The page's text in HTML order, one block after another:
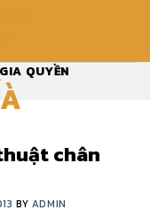
QUYỀN
chân
BY ADMIN